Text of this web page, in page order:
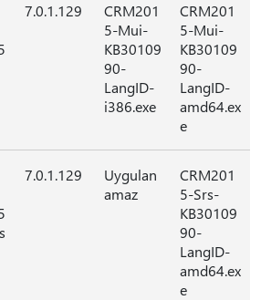
7.0.1.129
CRM201
5-Mui-
KB30109
90-
LangID-
i386.exe
CRM201
5-Mui-
KB30109
90-
LangID-
amd64.ex
e
7.0.1.129
Uygulan
amaz
CRM201
5-Srs-
KB30109
90-
LangID-
amd64.ex
e